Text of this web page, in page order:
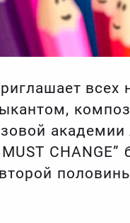
всех